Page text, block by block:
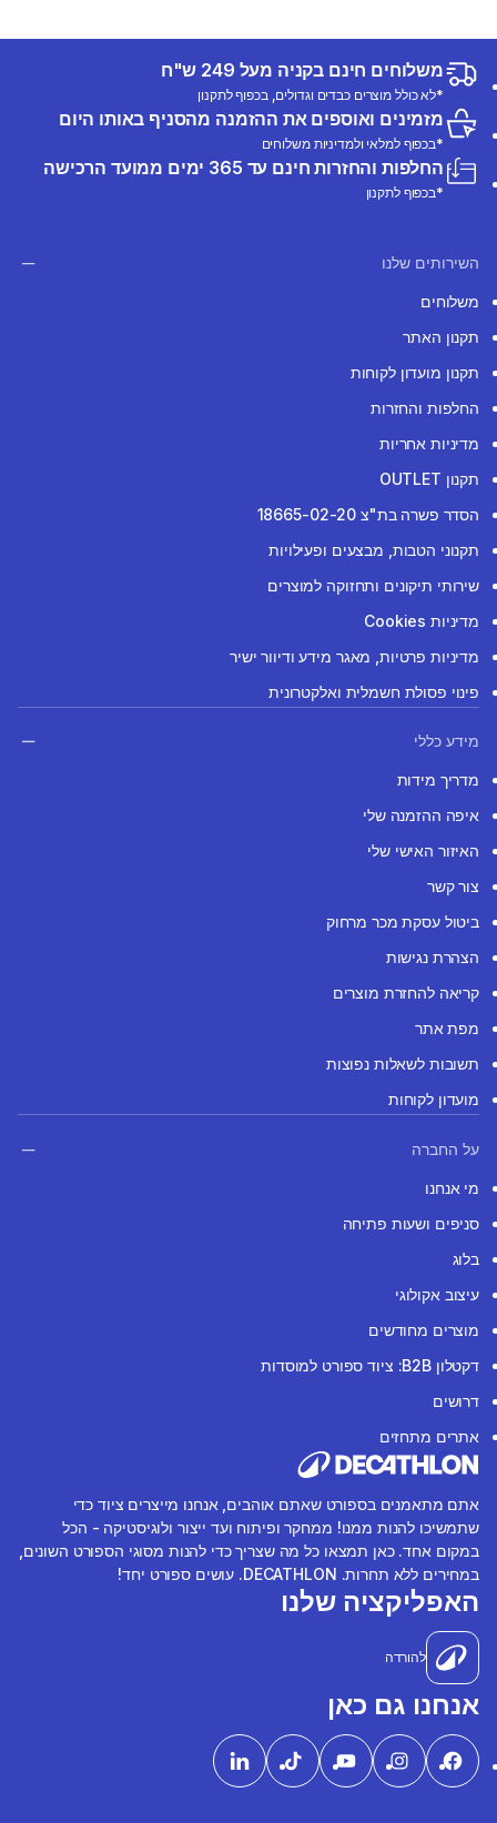
משלוחים חינם בקניה מעל 249 ש"ח
*לא כולל מוצרים כבדים וגדולים, בכפוף לתקנון
מזמינים ואוספים את ההזמנה מהסניף באותו היום
*בכפוף למלאי ולמדיניות משלוחים
החלפות והחזרות חינם עד 365 ימים ממועד הרכישה
*בכפוף לתקנון
השירותים שלנו
משלוחים
תקנון האתר
תקנון מועדון לקוחות
החלפות והחזרות
מדיניות אחריות
תקנון OUTLET
הסדר פשרה בת"צ 18665-02-20
תקנוני הטבות, מבצעים ופעילויות
שירותי תיקונים ותחזוקה למוצרים
מדיניות Cookies
מדיניות פרטיות, מאגר מידע ודיוור ישיר
פינוי פסולת חשמלית ואלקטרונית
מידע כללי
מדריך מידות
איפה ההזמנה שלי
האיזור האישי שלי
צור קשר
ביטול עסקת מכר מרחוק
הצהרת נגישות
קריאה להחזרת מוצרים
מפת אתר
תשובות לשאלות נפוצות
מועדון לקוחות
על החברה
מי אנחנו
סניפים ושעות פתיחה
בלוג
עיצוב אקולוגי
מוצרים מחודשים
דקטלון B2B: ציוד ספורט למוסדות
דרושים
אתרים מתחזים
אתם מתאמנים בספורט שאתם אוהבים, אנחנו מייצרים ציוד כדי
שתמשיכו להנות ממנו! ממחקר ופיתוח ועד ייצור ולוגיסטיקה - הכל
במקום אחד. כאן תמצאו כל מה שצריך כדי להנות מסוגי הספורט השונים,
במחירים ללא תחרות. DECATHLON. עושים ספורט יחד!
האפליקציה שלנו
להורדה
אנחנו גם כאן